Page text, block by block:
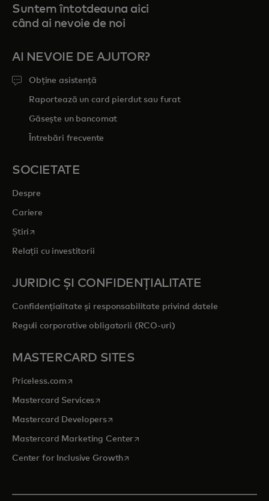
Suntem întotdeauna aici
când ai nevoie de noi
AI NEVOIE DE AJUTOR?
Obține asistență
Raportează un card pierdut sau furat
Găsește un bancomat
Întrebări frecvente
SOCIETATE
Despre
Cariere
Știri opens in a new tab
Relații cu investitorii
JURIDIC ȘI CONFIDENȚIALITATE
Confidențialitate și responsabilitate privind datele
Reguli corporative obligatorii (RCO-uri)
MASTERCARD SITES
Priceless.com opens in a new tab
Mastercard Servicesopens in a new tab
Mastercard Developersopens in a new tab
Mastercard Marketing Centeropens in a new tab
Center for Inclusive Growthopens in a new tab